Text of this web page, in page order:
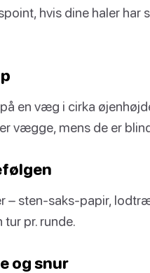
hvis dine haler
en væg i cirka
vægge, mens de er
– sten-saks-papir,
tur pr. runde.
og snur